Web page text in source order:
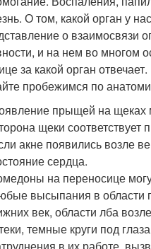
О том, какой орган у
о взаимосвязи
и на нем во многом
за какой орган
пробежимся по
прыщей на щеках
щеки соответствует
акне появились возле
сердца.
на переносице
высыпания в области
век, области лба
темные круги под